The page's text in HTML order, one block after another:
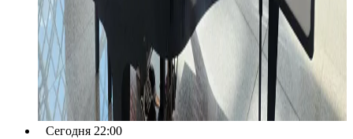
Сегодня 22:00